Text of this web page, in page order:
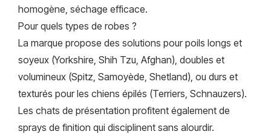
homogène, séchage efficace.
Pour quels types de robes ?
La marque propose des solutions pour poils longs et
soyeux (Yorkshire, Shih Tzu, Afghan), doubles et
volumineux (Spitz, Samoyède, Shetland), ou durs et
texturés pour les chiens épilés (Terriers, Schnauzers).
Les chats de présentation profitent également de
sprays de finition qui disciplinent sans alourdir.